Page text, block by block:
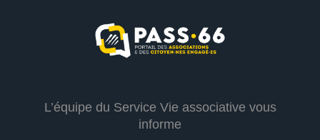
L’équipe du Service Vie associative vous
informe